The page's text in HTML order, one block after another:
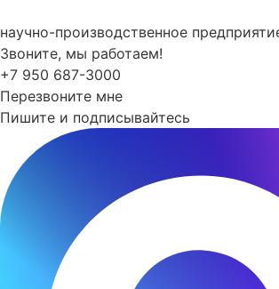
к
содержимому
научно-производственное
Звоните, мы работаем!
+7 950 687-3000
Перезвоните мне
Пишите и подписывайтесь